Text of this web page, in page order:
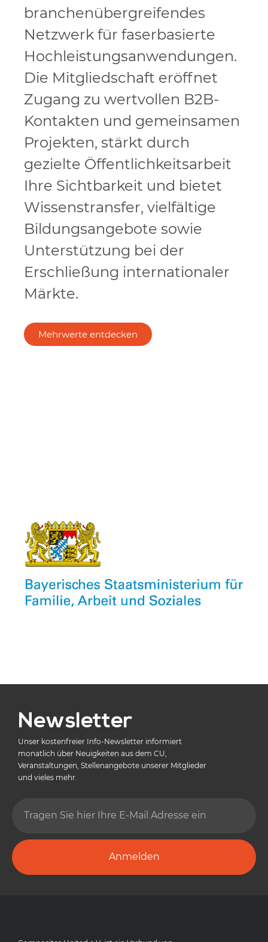
branchenübergreifendes
Netzwerk für faserbasierte
Hochleistungsanwendungen.
Die Mitgliedschaft eröffnet
Zugang zu wertvollen B2B-
Kontakten und gemeinsamen
Projekten, stärkt durch
gezielte Öffentlichkeitsarbeit
Ihre Sichtbarkeit und bietet
Wissenstransfer, vielfältige
Bildungsangebote sowie
Unterstützung bei der
Erschließung internationaler
Märkte.
Mehrwerte entdecken
Newsletter
Unser kostenfreier Info-Newsletter informiert
monatlich über Neuigkeiten aus dem CU,
Veranstaltungen, Stellenangebote unserer Mitglieder
und vieles mehr.
Anmelden